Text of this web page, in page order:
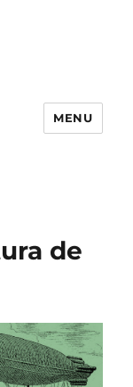
MENU
de